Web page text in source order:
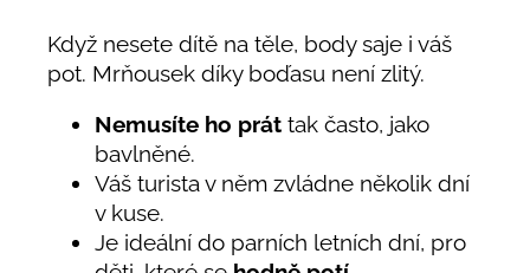
Když nesete dítě na těle, body saje i váš
pot. Mrňousek díky boďasu není zlitý.
Nemusíte ho prát tak často, jako
bavlněné.
Váš turista v něm zvládne několik dní
v kuse.
Je ideální do parních letních dní, pro